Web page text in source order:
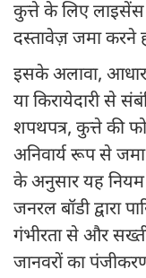
कुत्ते के लिए
दस्तावेज़ जमा करने
इसके अलावा, आधार
या किरायेदारी से
शपथपत्र, कुत्ते की
अनिवार्य रूप से
के अनुसार यह नियम
जनरल बॉडी द्वारा
गंभीरता से और
जानवरों का